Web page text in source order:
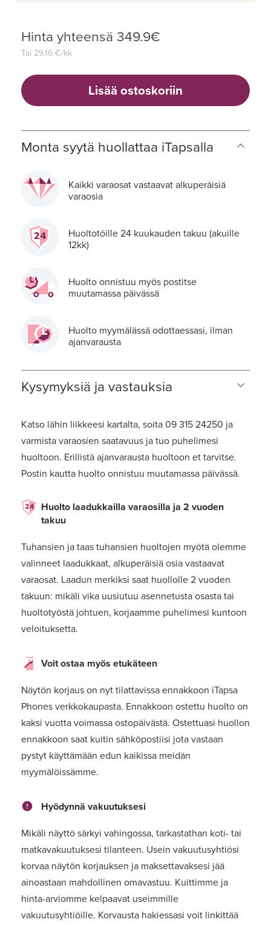
Hinta yhteensä 349.9€
Tai 29.16 €/kk
Lisää ostoskoriin
Monta syytä huollattaa iTapsalla
Kaikki varaosat vastaavat alkuperäisiä
varaosia
Huoltotöille 24 kuukauden takuu (akuille
12kk)
Huolto onnistuu myös postitse
muutamassa päivässä
Huolto myymälässä odottaessasi, ilman
ajanvarausta
Kysymyksiä ja vastauksia
Katso lähin liikkeesi kartalta, soita 09 315 24250 ja
varmista varaosien saatavuus ja tuo puhelimesi
huoltoon. Erillistä ajanvarausta huoltoon et tarvitse.
Postin kautta huolto onnistuu muutamassa päivässä.
Huolto laadukkailla varaosilla ja 2 vuoden
takuu
Tuhansien ja taas tuhansien huoltojen myötä olemme
valinneet laadukkaat, alkuperäisiä osia vastaavat
varaosat. Laadun merkiksi saat huollolle 2 vuoden
takuun: mikäli vika uusiutuu asennetusta osasta tai
huoltotyöstä johtuen, korjaamme puhelimesi kuntoon
veloituksetta.
Voit ostaa myös etukäteen
Näytön korjaus on nyt tilattavissa ennakkoon iTapsa
Phones verkkokaupasta. Ennakkoon ostettu huolto on
kaksi vuotta voimassa ostopäivästä. Ostettuasi huollon
ennakkoon saat kuitin sähköpostiisi jota vastaan
pystyt käyttämään edun kaikissa meidän
myymälöissämme.
Hyödynnä vakuutuksesi
Mikäli näyttö särkyi vahingossa, tarkastathan koti- tai
matkavakuutuksesi tilanteen. Usein vakuutusyhtiösi
korvaa näytön korjauksen ja maksettavaksesi jää
ainoastaan mahdollinen omavastuu. Kuittimme ja
hinta-arviomme kelpaavat useimmille
vakuutusyhtiöille. Korvausta hakiessasi voit linkittää